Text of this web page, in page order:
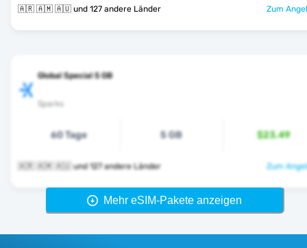
🇦🇷 🇦🇲 🇦🇺 und 127 andere Länder Zum
Global Special 5 GB
Sparks
60 Tage 5 GB $23.49
🇦🇷 🇦🇲 🇦🇺 und 127 andere Länder Zum
Mehr eSIM-Pakete anzeigen